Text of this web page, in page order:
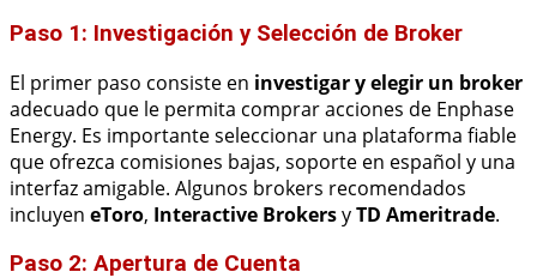
Paso 1: Investigación y Selección de Broker
El primer paso consiste en investigar y elegir un broker
adecuado que le permita comprar acciones de Enphase
Energy. Es importante seleccionar una plataforma fiable
que ofrezca comisiones bajas, soporte en español y una
interfaz amigable. Algunos brokers recomendados
incluyen eToro, Interactive BrokersyTD Ameritrade.
Paso 2: Apertura de Cuenta